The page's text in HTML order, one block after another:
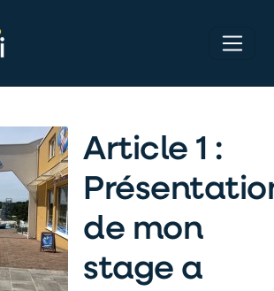
Article 1 :
de mon
stage a